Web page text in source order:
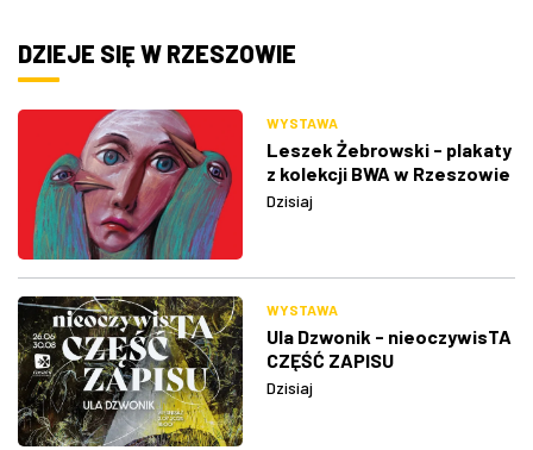
DZIEJE SIĘ W RZESZOWIE
WYSTAWA
Leszek Żebrowski - plakaty
z kolekcji BWA w Rzeszowie
Dzisiaj
WYSTAWA
Ula Dzwonik - nieoczywisTA
CZĘŚĆ ZAPISU
Dzisiaj